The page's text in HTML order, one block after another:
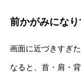
前かがみにな
画面に近づきすぎ
なると、首・肩・